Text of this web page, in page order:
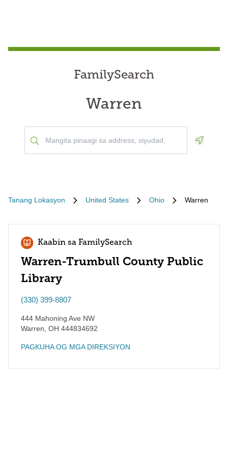
FamilySearch
Warren
Tanang Lokasyon United States Ohio Warren
Kaabin sa FamilySearch
Warren-Trumbull County Public
Library
(330) 399-8807
444 Mahoning Ave NW
Warren OH 444834692
PAGKUHA OG MGA DIREKSIYON